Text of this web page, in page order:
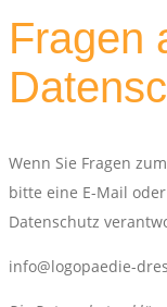
Fragen
Wenn Sie Fragen
bitte eine E-Mail
Datenschutz
info@logopaedie-